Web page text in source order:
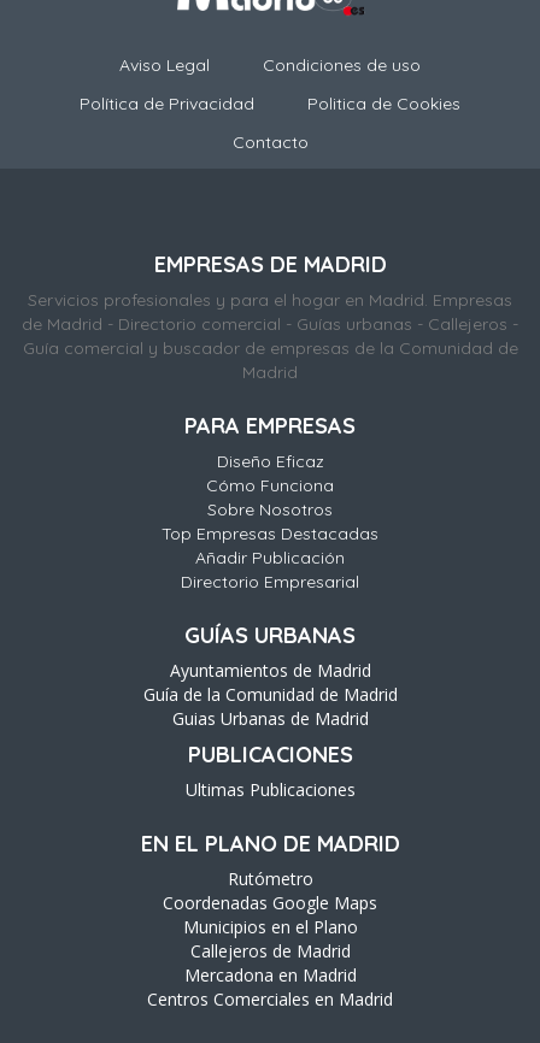
Aviso Legal
Condiciones de uso
Política de Privacidad
Politica de Cookies
Contacto
EMPRESAS DE MADRID
Servicios profesionales y para el hogar en Madrid. Empresas
de Madrid - Directorio comercial - Guías urbanas - Callejeros -
Guía comercial y buscador de empresas de la Comunidad de
Madrid
PARA EMPRESAS
Diseño Eficaz
Cómo Funciona
Sobre Nosotros
Top Empresas Destacadas
Añadir Publicación
Directorio Empresarial
GUÍAS URBANAS
Ayuntamientos de Madrid
Guía de la Comunidad de Madrid
Guias Urbanas de Madrid
PUBLICACIONES
Ultimas Publicaciones
EN EL PLANO DE MADRID
Rutómetro
Coordenadas Google Maps
Municipios en el Plano
Callejeros de Madrid
Mercadona en Madrid
Centros Comerciales en Madrid